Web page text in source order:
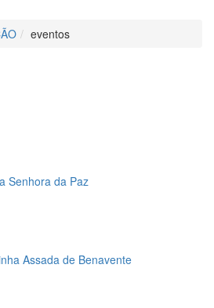
eventos
Senhora da Paz
Assada de Benavente